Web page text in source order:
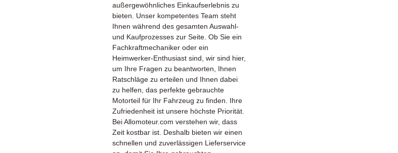
außergewöhnliches Einkaufserlebnis zu
bieten. Unser kompetentes Team steht
Ihnen während des gesamten Auswahl-
und Kaufprozesses zur Seite. Ob Sie ein
Fachkraftmechaniker oder ein
Heimwerker-Enthusiast sind, wir sind hier,
um Ihre Fragen zu beantworten, Ihnen
Ratschläge zu erteilen und Ihnen dabei
zu helfen, das perfekte gebrauchte
Motorteil für Ihr Fahrzeug zu finden. Ihre
Zufriedenheit ist unsere höchste Priorität.
Bei Allomoteur.com verstehen wir, dass
Zeit kostbar ist. Deshalb bieten wir einen
schnellen und zuverlässigen Lieferservice